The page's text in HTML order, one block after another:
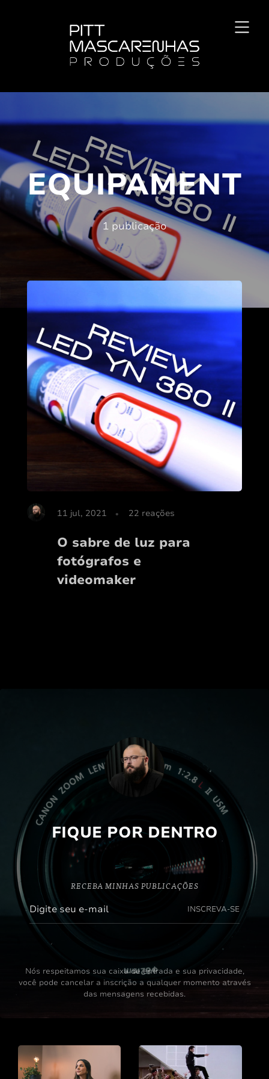
1 publicação
11 jul, 2021 22 reações
O sabre de luz para
fotógrafos e
videomaker
FIQUE POR DENTRO
RECEBA MINHAS PUBLICAÇÕES
INSCREVA-SE
Nós respeitamos sua caixa de entrada e sua privacidade,
você pode cancelar a inscrição a qualquer momento através
das mensagens recebidas.